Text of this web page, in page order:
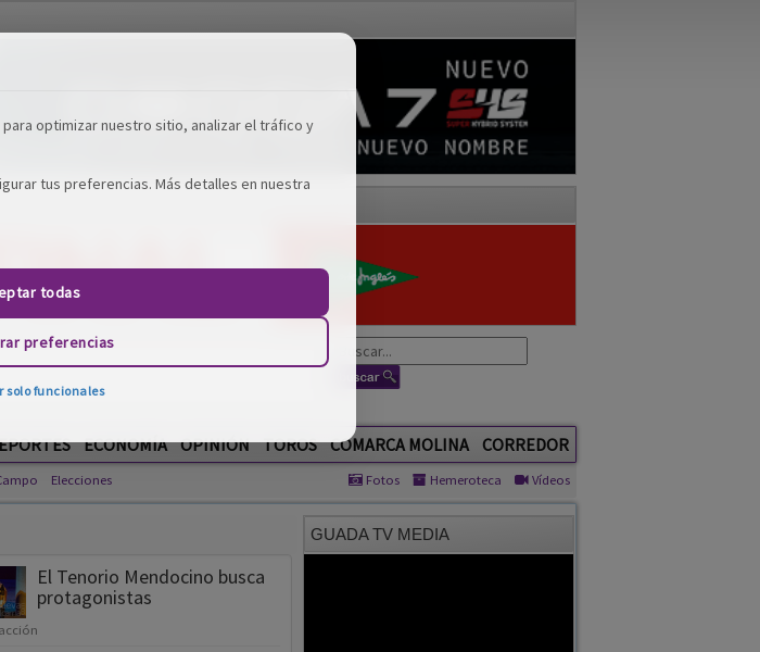
ECONOMÍA OPINIÓN TOROS COMARCA MOLINA CORREDOR
Elecciones Fotos Hemeroteca Vídeos
El Tenorio Mendocino busca
protagonistas
GUADA TV MEDIA
optimizar nuestro sitio, analizar el tráfico y
tus preferencias. Más detalles en nuestra
todas
preferencias
solo funcionales